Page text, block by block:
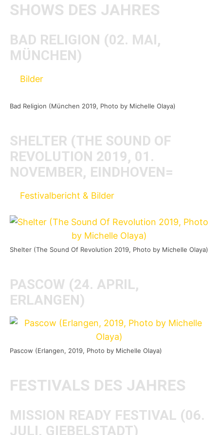
SHOWS DES JAHRES
BAD RELIGION (02. MAI,
MÜNCHEN)
Bilder
Bad Religion (München 2019, Photo by Michelle Olaya)
SHELTER (THE SOUND OF
REVOLUTION 2019, 01.
NOVEMBER, EINDHOVEN=
Festivalbericht & Bilder
Shelter (The Sound Of Revolution 2019, Photo by Michelle Olaya)
PASCOW (24. APRIL,
ERLANGEN)
Pascow (Erlangen, 2019, Photo by Michelle Olaya)
FESTIVALS DES JAHRES
MISSION READY FESTIVAL (06.
JULI, GIEBELSTADT)